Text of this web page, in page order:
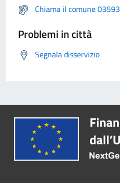
Chiama il comune
Problemi in città
Segnala disservizio